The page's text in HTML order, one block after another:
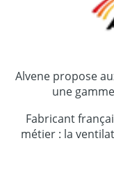
Alvene propose
une
Fabricant
métier : la